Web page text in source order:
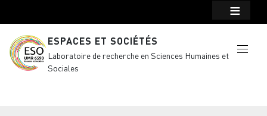
ESPACES ET SOCIÉTÉS
Laboratoire de recherche en Sciences Humaines et
Sociales